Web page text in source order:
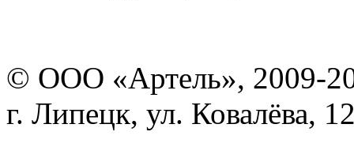
© ООО «Артель», 2009-
г. Липецк, ул. Ковалёва,